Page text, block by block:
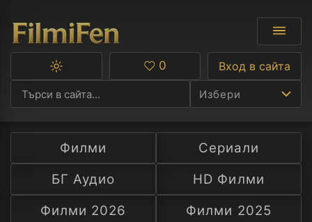
Избери
Ф
С
А
Превключване
тъмна
тема
Любими
0 Вход в сайта
Филми
Сериали
БГ Аудио
HD Филми
Филми 2026
Филми 2025